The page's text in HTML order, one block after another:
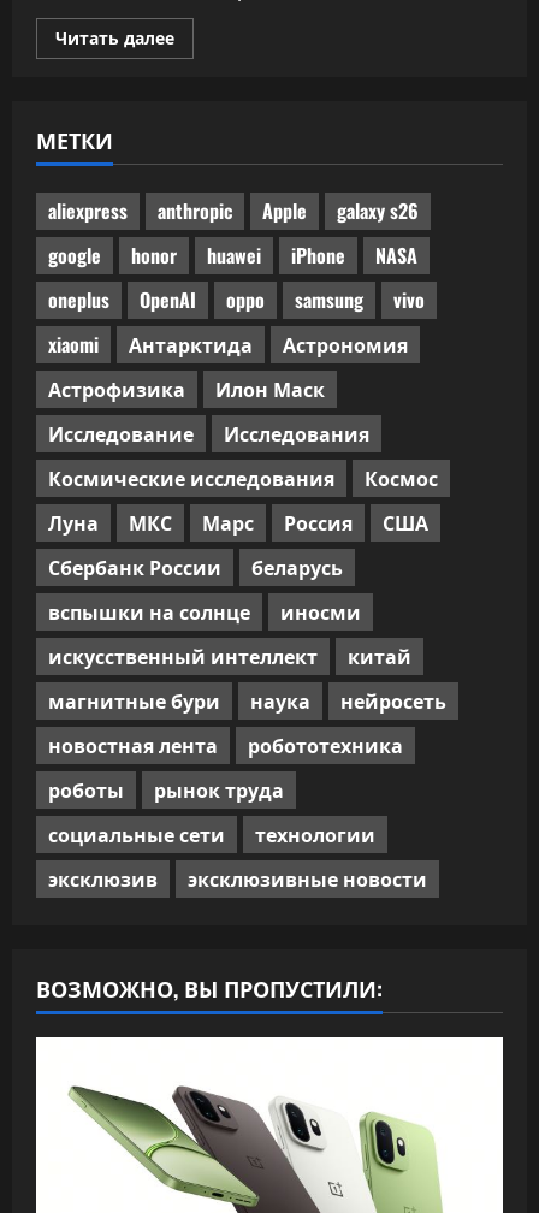
Читать далееПрочитать
больше
не
прошла
ручного
код-
ревью
МЕТКИ
aliexpress anthropic Apple
galaxy s26
google
honor huawei iPhone
NASA
oneplus
OpenAI oppo samsung
vivo
xiaomi
Антарктида
Астрономия
Астрофизика
Илон Маск
Исследование
Исследования
Космические исследования
Космос
Луна
МКС Марс Россия
США
Сбербанк России
беларусь
вспышки на солнце
иносми
искусственный интеллект
китай
магнитные бури
наука
нейросеть
новостная лента
робототехника
роботы
рынок труда
социальные сети
технологии
эксклюзив
эксклюзивные новости
ВОЗМОЖНО, ВЫ ПРОПУСТИЛИ: